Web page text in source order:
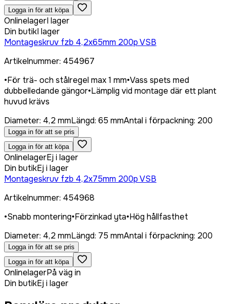
Logga in för att köpa
OnlinelagerI lager
Din butikI lager
Montageskruv fzb 4,2x65mm 200p VSB
Artikelnummer: 454967
•För trä- och stålregel max 1 mm•Vass spets med
dubbelledande gängor•Lämplig vid montage där ett plant
huvud krävs
Diameter: 4,2 mmLängd: 65 mmAntal i förpackning: 200
Logga in för att se pris
Logga in för att köpa
OnlinelagerEj i lager
Din butikEj i lager
Montageskruv fzb 4,2x75mm 200p VSB
Artikelnummer: 454968
•Snabb montering•Förzinkad yta•Hög hållfasthet
Diameter: 4,2 mmLängd: 75 mmAntal i förpackning: 200
Logga in för att se pris
Logga in för att köpa
OnlinelagerPå väg in
Din butikEj i lager